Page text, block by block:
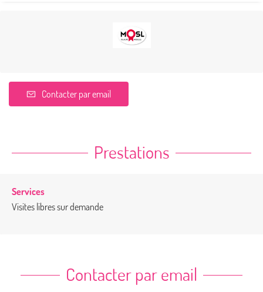
Contacter par email
Prestations
Services
Visites libres sur demande
Contacter par email